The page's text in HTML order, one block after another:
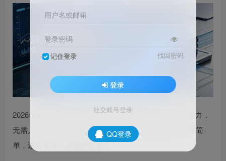
2026年AI脚本全自动量化项目，全程托管运营，省时省力，
无需人为干预操作，日化可达500+，当天见收益，操作简
单，适合各类人群兼职创业。
用户名或邮箱
登录密码
记住登录 找回密码
登录
社交账号登录
QQ登录